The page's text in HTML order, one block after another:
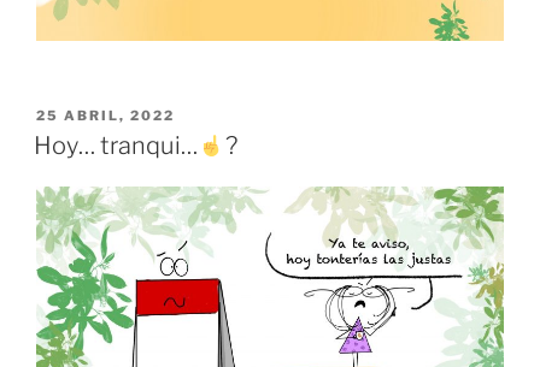
PUBLICADO
EL
25 ABRIL, 2022
Hoy… tranqui… ?